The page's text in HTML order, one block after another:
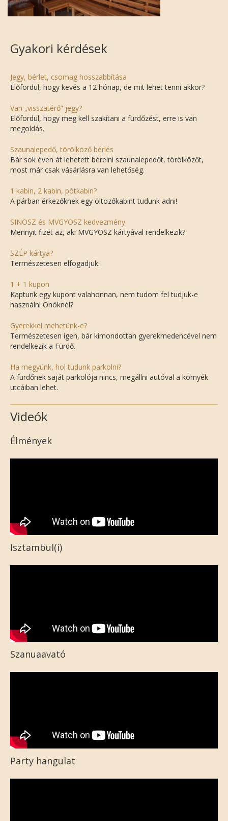
Gyakori kérdések
Jegy, bérlet, csomag hosszabbítása
Előfordul, hogy kevés a 12 hónap, de mit lehet tenni akkor?
Van „visszatérő” jegy?
Előfordul, hogy meg kell szakítani a fürdőzést, erre is van
megoldás.
Szaunalepedő, törölköző bérlés
Bár sok éven át lehetett bérelni szaunalepedőt, törölközőt,
most már csak vásárlásra van lehetőség.
1 kabin, 2 kabin, pótkabin?
A párban érkezőknek egy öltözőkabint tudunk adni!
SINOSZ és MVGYOSZ kedvezmény
Mennyit fizet az, aki MVGYOSZ kártyával rendelkezik?
SZÉP kártya?
Természetesen elfogadjuk.
1 + 1 kupon
Kaptunk egy kupont valahonnan, nem tudom fel tudjuk-e
használni Önöknél?
Gyerekkel mehetünk-e?
Természetesen igen, bár kimondottan gyerekmedencével nem
rendelkezik a Fürdő.
Ha megyünk, hol tudunk parkolni?
A fürdőnek saját parkolója nincs, megállni autóval a környék
utcáiban lehet.
Videók
Élmények
Isztambul(i)
Szanuaavató
Party hangulat